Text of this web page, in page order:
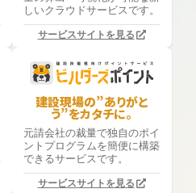
しいクラウドサービスです。
サービスサイトを見る
建設現場の”ありがと
う”をカタチに。
元請会社の裁量で独自のポイ
ントプログラムを簡便に構築
できるサービスです。
サービスサイトを見る